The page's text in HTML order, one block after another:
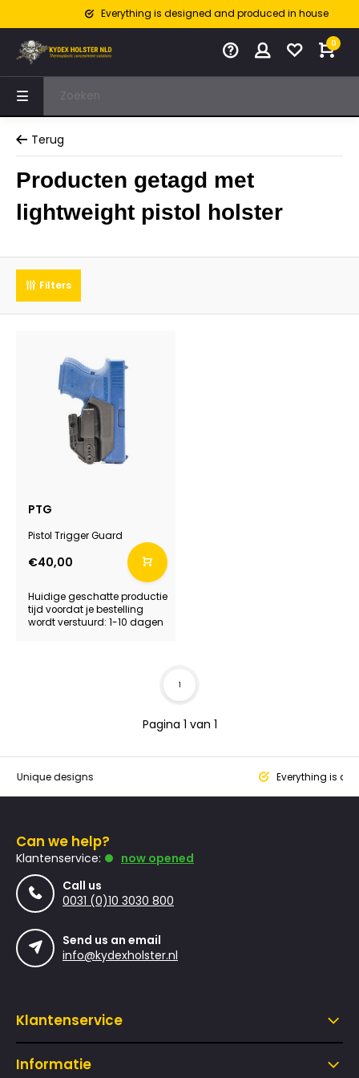
Everything is designed and produced in house
0
Terug
Producten getagd met
lightweight pistol holster
Filters
PTG
Pistol Trigger Guard
€40,00
Huidige geschatte productie
tijd voordat je bestelling
wordt verstuurd: 1-10 dagen
Pagina 1 van 1
1
designs Everything is
Can we help?
Klantenservice:
now opened
Call us
0031 (0)10 3030 800
Send us an email
info@kydexholster.nl
Klantenservice
Informatie